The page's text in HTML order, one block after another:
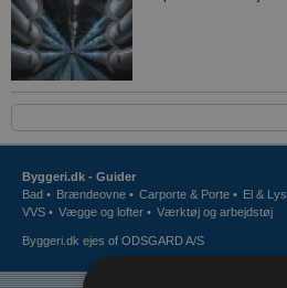
Byggeri.dk - Guider
Bad • Brændeovne • Carporte & Porte • El & Lys
VVS • Vægge og lofter • Værktøj og arbejdstøj
Byggeri.dk ejes of ODSGARD A/S